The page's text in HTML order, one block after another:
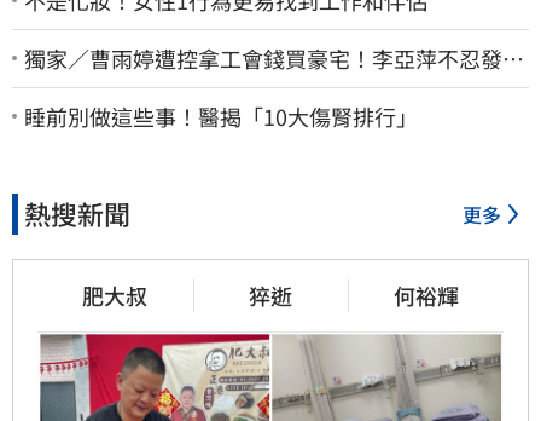
獨家／曹雨婷遭控拿工會錢買豪宅！李亞萍不忍發
聲：余天管工會都貼錢
睡前別做這些事！醫揭「10大傷腎排行」
熱搜新聞 更多
肥大叔 猝逝 何裕輝